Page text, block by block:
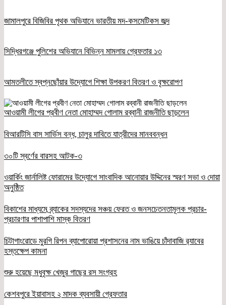
জামালপুরে বিজিবির পৃথক অভিযানে ভারতীয় মদ-কসমেটিকস জব্দ
সিদ্ধিরগঞ্জে পুলিশের অভিযানে বিভিন্ন মামলায় গ্রেফতার ১৩
আমতলীতে স্বপ্নছোঁয়ার উদ্যোগে শিক্ষা উপকরণ বিতরণ ও বৃক্ষরোপণ
আওয়ামী লীগের প্রবীণ নেতা মোহাম্মদ গোলাম রব্বানী রাজনীতি ছাড়লেন
বিআরটিসি বাস সার্ভিস বন্ধ, চালুর দাবিতে যাত্রীদের মানববন্ধন
৩০টি স্বর্ণের বারসহ আটক-৩
ওয়ার্কিং জার্নালিষ্ট ফোরামের উদ্যোগে সাংবাদিক আনোয়ার উদ্দিনের স্মরণ সভা ও দোয়া
অনুষ্ঠিত
বিকাশের মাধ্যমে ব্র্যাকের সদস্যদের সঞ্চয় ফেরত ও জনসচেতনতামূলক প্রচার-
প্রচারণার পাশাপাশি মাস্ক বিতরণ
চিটাগাংরোডে মুরগি রিপন ব্যাপোরোয়া প্রশাসনের নাম ভাঙিয়ে চাঁদাবাজি র‌্যাবের
হস্তক্ষেপ কামনা
শুরু হয়েছে মধুবৃক্ষ খেজুর গাছের রস সংগ্রহ
কেশবপুরে ইয়াবাসহ ২ মাদক ব্যবসায়ী গ্রেফতার